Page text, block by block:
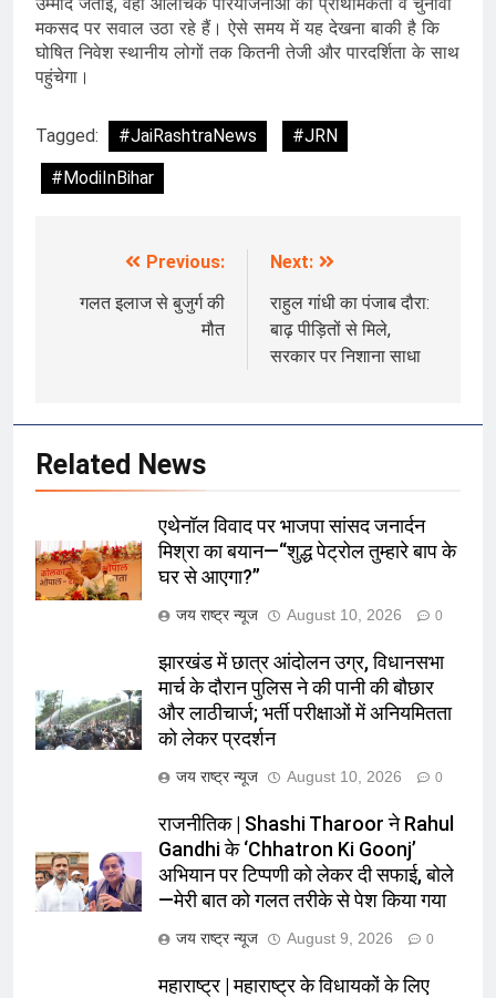
मकसद पर सवाल उठा रहे हैं। ऐसे समय में यह देखना बाकी है कि
घोषित निवेश स्थानीय लोगों तक कितनी तेजी और पारदर्शिता के साथ
पहुंचेगा।
Tagged: #JaiRashtraNews
#JRN
#ModiInBihar
navigation
Previous:
गलत इलाज से बुजुर्ग की
मौत
Next:
राहुल गांधी का पंजाब दौरा:
बाढ़ पीड़ितों से मिले,
सरकार पर निशाना साधा
Related News
एथेनॉल विवाद पर भाजपा सांसद जनार्दन
मिश्रा का बयान—“शुद्ध पेट्रोल तुम्हारे बाप के
घर से आएगा?”
जय राष्ट्र न्यूज August 10, 2026 0
झारखंड में छात्र आंदोलन उग्र, विधानसभा
मार्च के दौरान पुलिस ने की पानी की बौछार
और लाठीचार्ज; भर्ती परीक्षाओं में अनियमितता
को लेकर प्रदर्शन
जय राष्ट्र न्यूज August 10, 2026 0
राजनीतिक | Shashi Tharoor ने Rahul
Gandhi के ‘Chhatron Ki Goonj’
अभियान पर टिप्पणी को लेकर दी सफाई, बोले
—मेरी बात को गलत तरीके से पेश किया गया
जय राष्ट्र न्यूज August 9, 2026 0
महाराष्ट्र | महाराष्ट्र के विधायकों के लिए